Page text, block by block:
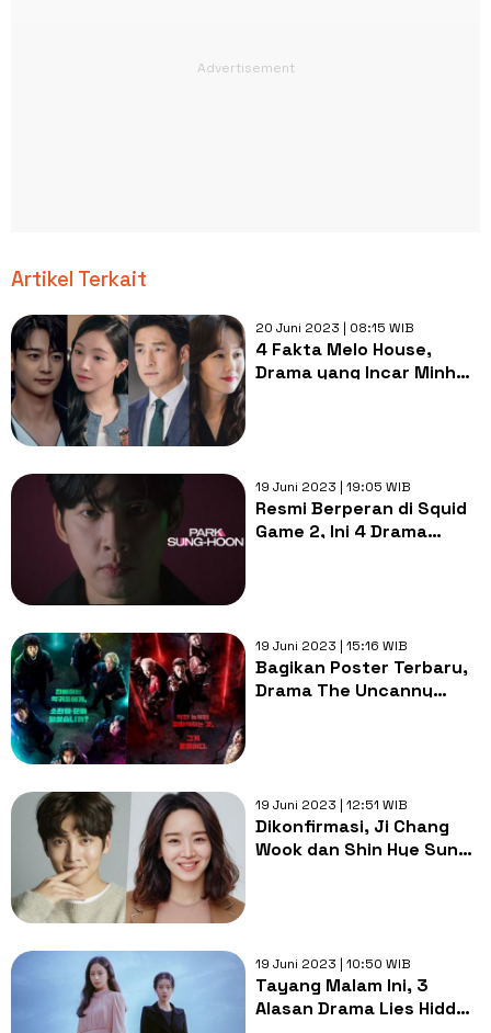
Artikel Terkait
20 Juni 2023 | 08:15 WIB
4 Fakta Melo House,
Drama yang Incar Minho
19 Juni 2023 | 19:05 WIB
Resmi Berperan di Squid
Game 2, Ini 4 Drama
19 Juni 2023 | 15:16 WIB
Bagikan Poster Terbaru,
Drama The Uncanny
19 Juni 2023 | 12:51 WIB
Dikonfirmasi, Ji Chang
Wook dan Shin Hye Sun
19 Juni 2023 | 10:50 WIB
Tayang Malam Ini, 3
Alasan Drama Lies Hidden